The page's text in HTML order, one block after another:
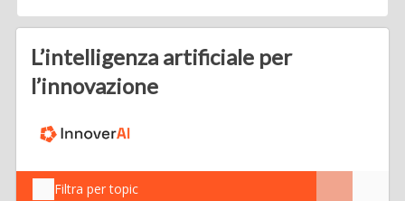
L’intelligenza artificiale per
l’innovazione
Filtra per topic